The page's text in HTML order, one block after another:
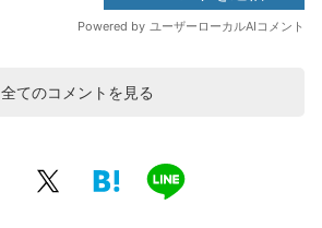
全てのコメントを見る